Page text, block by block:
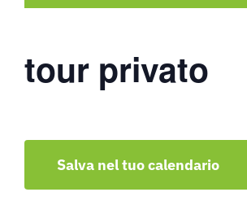
tour privato
Salva nel tuo calendario